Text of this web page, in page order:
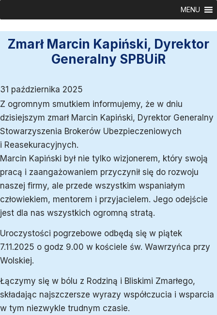
do
treści
MENU
Zmarł Marcin Kapiński, Dyrektor
Generalny SPBUiR
31 października 2025
Z ogromnym smutkiem informujemy, że w dniu
dzisiejszym zmarł Marcin Kapiński, Dyrektor Generalny
Stowarzyszenia Brokerów Ubezpieczeniowych
i Reasekuracyjnych.
Marcin Kapiński był nie tylko wizjonerem, który swoją
pracą i zaangażowaniem przyczynił się do rozwoju
naszej firmy, ale przede wszystkim wspaniałym
człowiekiem, mentorem i przyjacielem. Jego odejście
jest dla nas wszystkich ogromną stratą.
Uroczystości pogrzebowe odbędą się w piątek
7.11.2025 o godz 9.00 w kościele św. Wawrzyńca przy
Wolskiej.
Łączymy się w bólu z Rodziną i Bliskimi Zmarłego,
składając najszczersze wyrazy współczucia i wsparcia
w tym niezwykle trudnym czasie.